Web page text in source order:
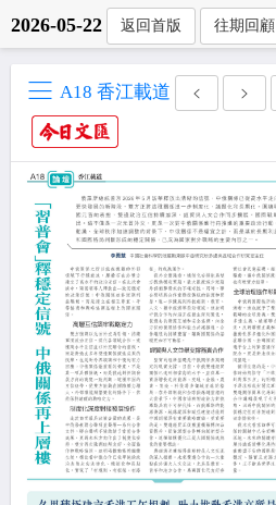
2026-05-22 返回首版 往期回顧
A18 香江載道
點擊複製